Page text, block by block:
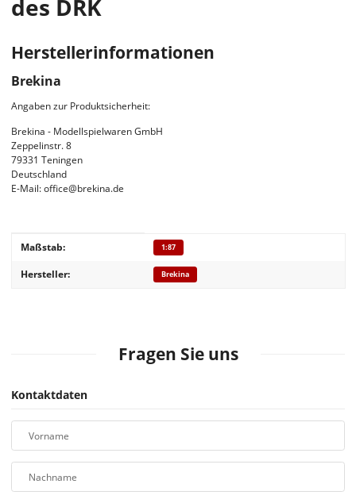
des DRK
Herstellerinformationen
Brekina
Angaben zur Produktsicherheit:
Brekina - Modellspielwaren GmbH
Zeppelinstr. 8
79331 Teningen
Deutschland
E-Mail: office@brekina.de
Produkteigenschaft
Wert
Maßstab: 1:87
Hersteller: Brekina
Fragen Sie uns
Kontaktdaten
Vorname
Nachname